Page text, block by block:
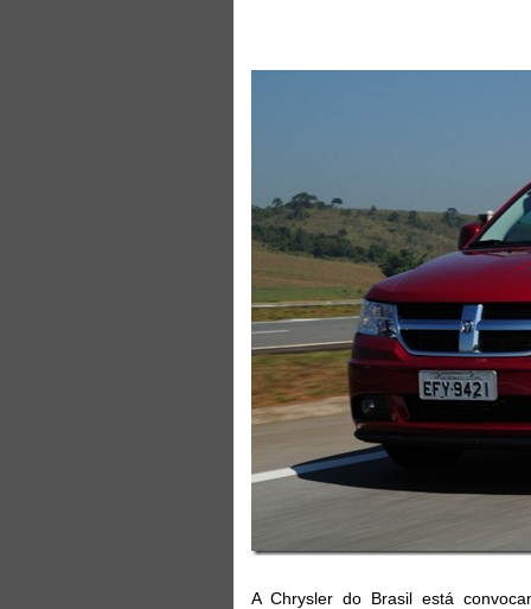
A Chrysler do Brasil está